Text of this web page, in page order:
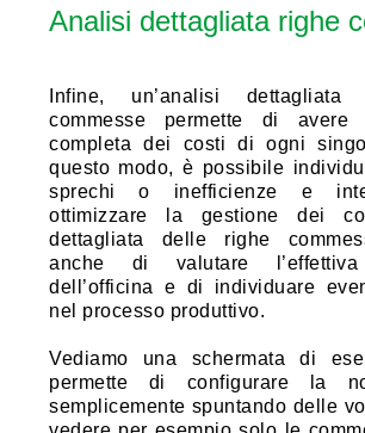
Analisi dettagliata righe
Infine, un’analisi
commesse permette di avere
completa dei costi di ogni
questo modo, è possibile
sprechi o inefficienze e
ottimizzare la gestione dei
dettagliata delle righe
anche di valutare l’effettiva
dell’officina e di individuare
nel processo produttivo.
Vediamo una schermata di
permette di configurare la
semplicemente spuntando delle